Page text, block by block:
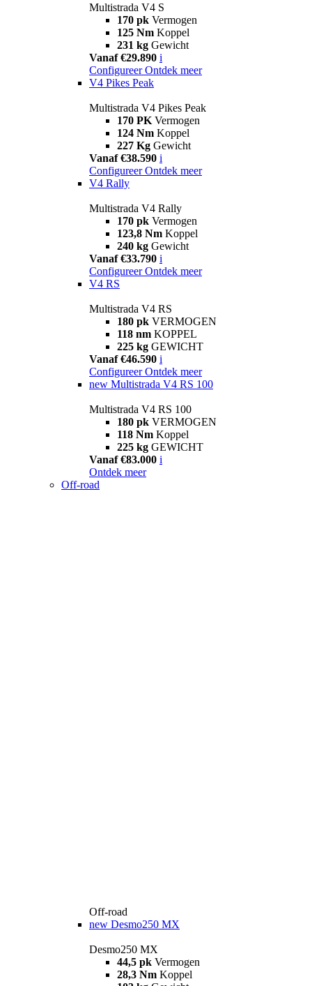
Multistrada V4 S
170 pk Vermogen
125 Nm Koppel
231 kg Gewicht
Vanaf €29.890 i
Configureer Ontdek meer
V4 Pikes Peak
Multistrada V4 Pikes Peak
170 PK Vermogen
124 Nm Koppel
227 Kg Gewicht
Vanaf €38.590 i
Configureer Ontdek meer
V4 Rally
Multistrada V4 Rally
170 pk Vermogen
123,8 Nm Koppel
240 kg Gewicht
Vanaf €33.790 i
Configureer Ontdek meer
V4 RS
Multistrada V4 RS
180 pk VERMOGEN
118 nm KOPPEL
225 kg GEWICHT
Vanaf €46.590 i
Configureer Ontdek meer
new Multistrada V4 RS 100
Multistrada V4 RS 100
180 pk VERMOGEN
118 Nm Koppel
225 kg GEWICHT
Vanaf €83.000 i
Ontdek meer
Off-road
Off-road
new Desmo250 MX
Desmo250 MX
44,5 pk Vermogen
28,3 Nm Koppel